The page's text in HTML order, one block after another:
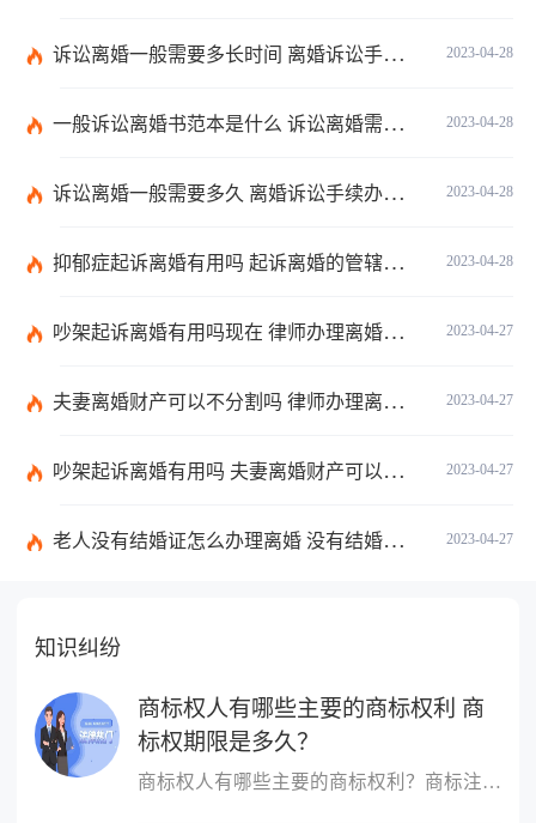
2023-04-28
诉讼离婚一般需要多长时间 离婚诉讼手续办理流程是什么？
2023-04-28
一般诉讼离婚书范本是什么 诉讼离婚需要多久？
2023-04-28
诉讼离婚一般需要多久 离婚诉讼手续办理流程有哪些？
2023-04-28
抑郁症起诉离婚有用吗 起诉离婚的管辖法院有哪些？
2023-04-27
吵架起诉离婚有用吗现在 律师办理离婚需要多少费用？
2023-04-27
夫妻离婚财产可以不分割吗 律师办理离婚需要多少费用？
2023-04-27
吵架起诉离婚有用吗 夫妻离婚财产可以不分割吗？
2023-04-27
老人没有结婚证怎么办理离婚 没有结婚证分开孩子如何上户口？
知识纠纷
商标权人有哪些主要的商标权利 商
标权期限是多久？
商标权人有哪些主要的商标权利？商标注册人的权利主要是指对注册商...